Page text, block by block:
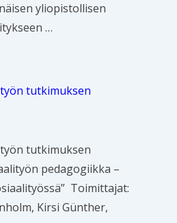
yliopistollisen
…
tutkimuksen
tutkimuksen
pedagogiikka –
Toimittajat:
Kirsi Günther,